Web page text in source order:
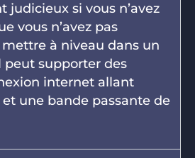
judicieux si vous n’avez
vous n’avez pas
à niveau dans un
peut supporter des
internet allant
et une bande passante de